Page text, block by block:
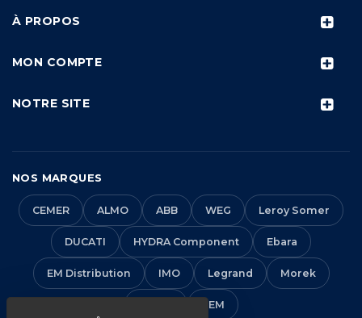
À PROPOS
MON COMPTE
NOTRE SITE
NOS MARQUES
CEMER ALMO ABB WEG Leroy Somer
DUCATI HYDRA Component Ebara
EM Distribution IMO Legrand Morek
VEM